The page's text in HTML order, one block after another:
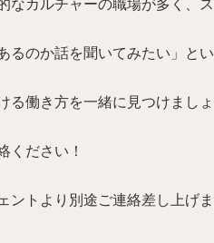
るのか話を聞いてみたい」と
働き方を一緒に見つけましょ
ください！
トより別途ご連絡差し上げま